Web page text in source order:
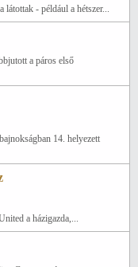
látottak - például a hétszer...
a páros első
14. helyezett
a házigazda,...